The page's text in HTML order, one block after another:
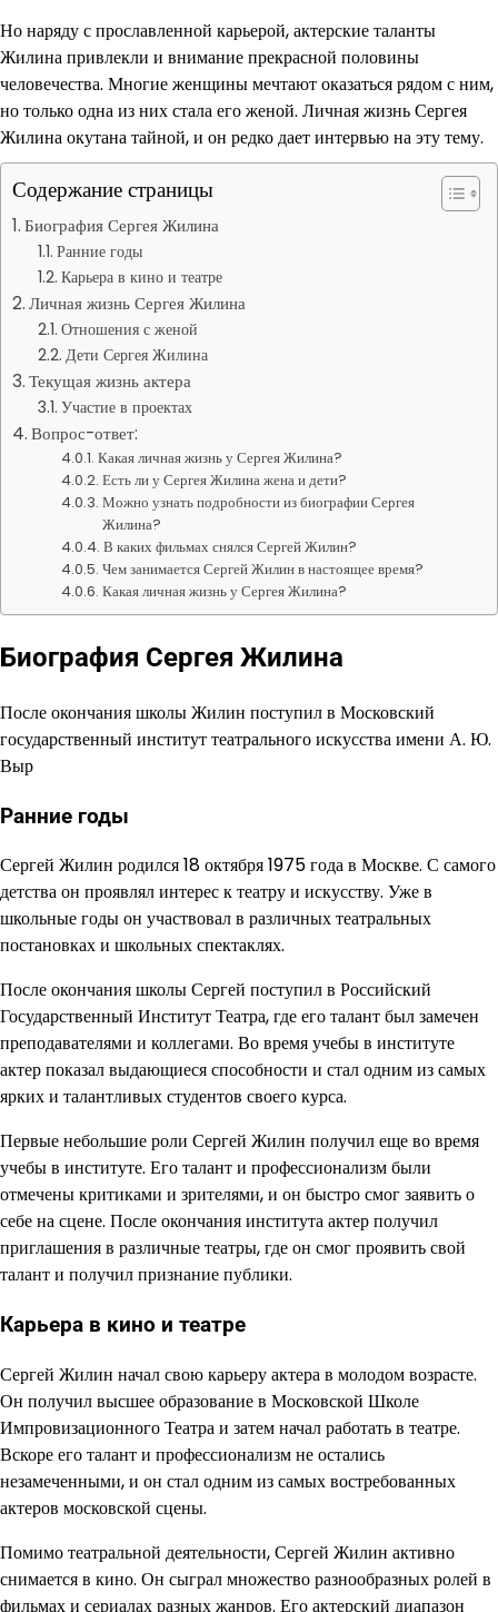
Но наряду с прославленной карьерой, актерские таланты
Жилина привлекли и внимание прекрасной половины
человечества. Многие женщины мечтают оказаться рядом с ним,
но только одна из них стала его женой. Личная жизнь Сергея
Жилина окутана тайной, и он редко дает интервью на эту тему.
Содержание страницы
Биография Сергея Жилина
Ранние годы
Карьера в кино и театре
Личная жизнь Сергея Жилина
Отношения с женой
Дети Сергея Жилина
Текущая жизнь актера
Участие в проектах
Вопрос-ответ:
Какая личная жизнь у Сергея Жилина?
Есть ли у Сергея Жилина жена и дети?
Можно узнать подробности из биографии Сергея
Жилина?
В каких фильмах снялся Сергей Жилин?
Чем занимается Сергей Жилин в настоящее время?
Какая личная жизнь у Сергея Жилина?
Биография Сергея Жилина
После окончания школы Жилин поступил в Московский
государственный институт театрального искусства имени А. Ю.
Выр
Ранние годы
Сергей Жилин родился 18 октября 1975 года в Москве. С самого
детства он проявлял интерес к театру и искусству. Уже в
школьные годы он участвовал в различных театральных
постановках и школьных спектаклях.
После окончания школы Сергей поступил в Российский
Государственный Институт Театра, где его талант был замечен
преподавателями и коллегами. Во время учебы в институте
актер показал выдающиеся способности и стал одним из самых
ярких и талантливых студентов своего курса.
Первые небольшие роли Сергей Жилин получил еще во время
учебы в институте. Его талант и профессионализм были
отмечены критиками и зрителями, и он быстро смог заявить о
себе на сцене. После окончания института актер получил
приглашения в различные театры, где он смог проявить свой
талант и получил признание публики.
Карьера в кино и театре
Сергей Жилин начал свою карьеру актера в молодом возрасте.
Он получил высшее образование в Московской Школе
Импровизационного Театра и затем начал работать в театре.
Вскоре его талант и профессионализм не остались
незамеченными, и он стал одним из самых востребованных
актеров московской сцены.
Помимо театральной деятельности, Сергей Жилин активно
снимается в кино. Он сыграл множество разнообразных ролей в
фильмах и сериалах разных жанров. Его актерский диапазон